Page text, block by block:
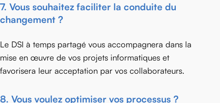
7. Vous souhaitez faciliter la conduite du
changement ?
Le DSI à temps partagé vous accompagnera dans la
mise en œuvre de vos projets informatiques et
favorisera leur acceptation par vos collaborateurs.
8. Vous voulez optimiser vos processus ?